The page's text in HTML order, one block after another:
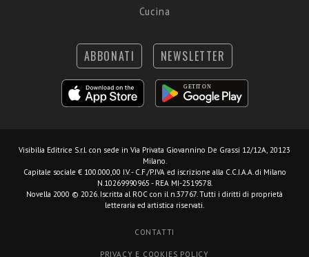
Cucina
ABBONATI NEWSLETTER
Visibilia Editrice S.r.l. con sede in Via Privata Giovannino De Grassi 12/12A, 20123
Milano.
Capitale sociale € 100.000,00 I.V. - C.F./P.IVA ed iscrizione alla C.C.I.A.A. di Milano
N.10269990965 - REA MI-2519578.
Novella 2000 © 2026. Iscritta al ROC con il n.37767. Tutti i diritti di proprietà
letteraria ed artistica riservati.
CONTATTI
PRIVACY E COOKIES POLICY